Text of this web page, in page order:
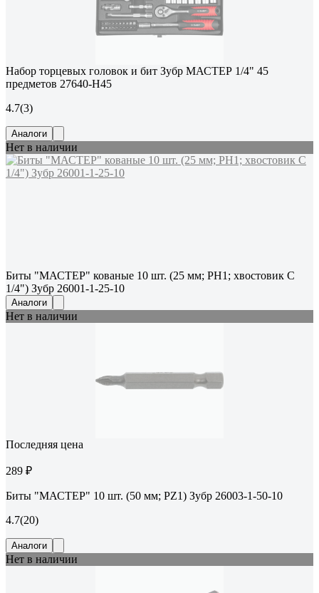
Набор торцевых головок и бит Зубр МАСТЕР 1/4" 45
предметов 27640-H45
4.7(3)
Аналоги
Нет в наличии
Биты "МАСТЕР" кованые 10 шт. (25 мм; PH1; хвостовик C
1/4") Зубр 26001-1-25-10
Аналоги
Нет в наличии
Последняя цена
289 ₽
Биты "МАСТЕР" 10 шт. (50 мм; PZ1) Зубр 26003-1-50-10
4.7(20)
Аналоги
Нет в наличии